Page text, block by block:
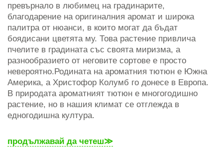
превърнало в любимец на градинарите,
благодарение на оригиналния аромат и широка
палитра от нюанси, в които могат да бъдат
боядисани цветята му. Това растение привлича
пчелите в градината със своята миризма, а
разнообразието от неговите сортове е просто
невероятно.Родината на ароматния тютюн е Южна
Америка, а Христофор Колумб го донесе в Европа.
В природата ароматният тютюн е многогодишно
растение, но в нашия климат се отглежда в
едногодишна култура.
продължавай да четеш